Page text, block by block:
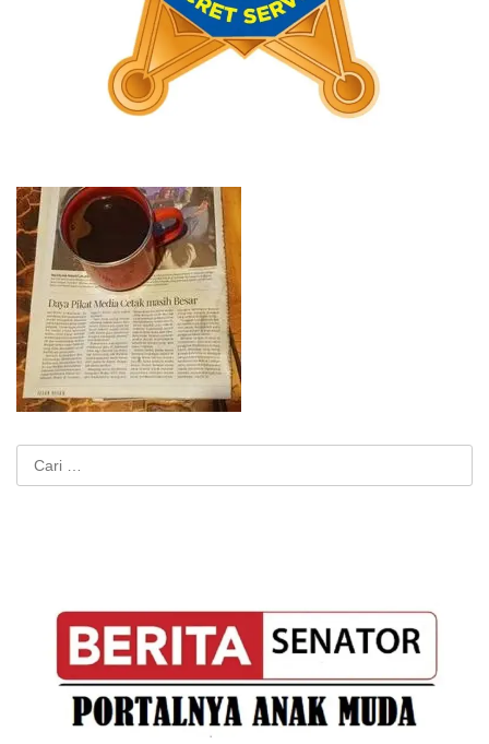
Cari
untuk: